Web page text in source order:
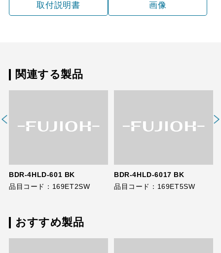
取付説明書 画像
関連する製品
BDR-4HLD-601 BK
品目コード：169ET2SW
BDR-4HLD-6017 BK
品目コード：169ET5SW
おすすめ製品